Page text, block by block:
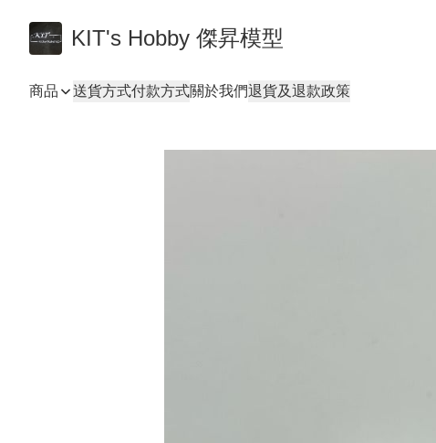
KIT's Hobby 傑昇模型
商品 送貨方式付款方式關於我們退貨及退款政策